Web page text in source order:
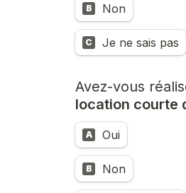
B Non
C Je ne sais pas
Avez-vous
location courte
A Oui
B Non